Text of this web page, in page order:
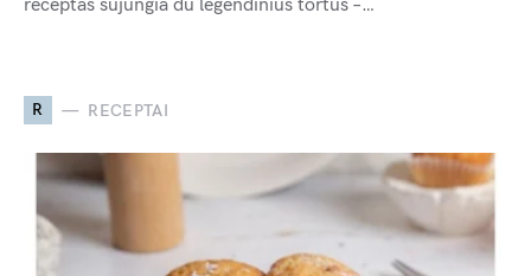
receptas sujungia du legendinius tortus –…
R RECEPTAI